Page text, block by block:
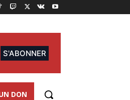
S'ABONNER
DON